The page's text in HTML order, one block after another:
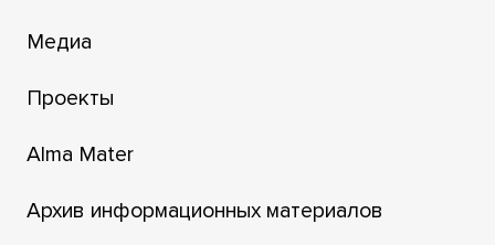
Медиа
Проекты
Alma Mater
Архив информационных материалов